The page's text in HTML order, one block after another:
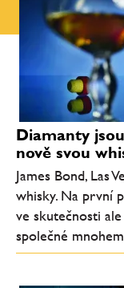
Diamanty
nově svou
James Bond, Las
whisky. Na první
ve skutečnosti
společné